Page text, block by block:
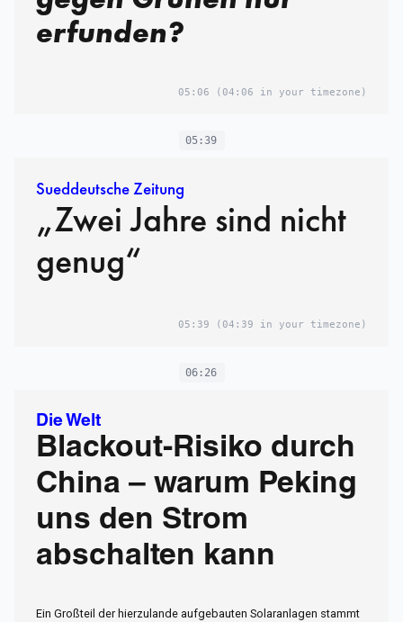
erfunden?
05:06 (04:06 in your timezone)
05:39
Sueddeutsche Zeitung
„Zwei Jahre sind nicht
genug“
05:39 (04:39 in your timezone)
06:26
Die Welt
Blackout-Risiko durch
China – warum Peking
uns den Strom
abschalten kann
Ein Großteil der hierzulande aufgebauten Solaranlagen stammt